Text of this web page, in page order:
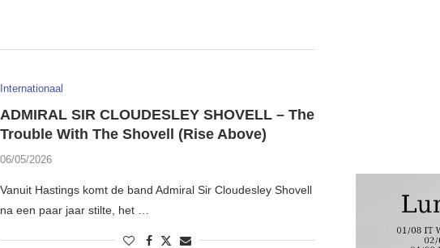
Internationaal
ADMIRAL SIR CLOUDESLEY SHOVELL – The
Trouble With The Shovell (Rise Above)
06/05/2026
Vanuit Hastings komt de band Admiral Sir Cloudesley Shovell
na een paar jaar stilte, het …